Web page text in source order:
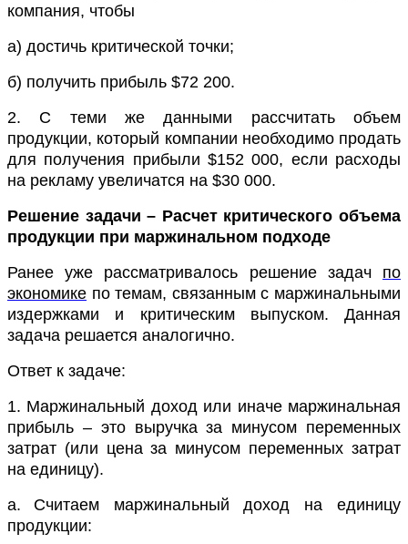
компания, чтобы
а) достичь критической точки;
б) получить прибыль $72 200.
2.
С теми же данными рассчитать объем
продукции, ко­торый компании необходимо продать
для получения прибыли $152 000, если расходы
на рекламу увеличатся на $30 000.
Решение задачи– Расчет критического объема
продукции при маржинальном подходе
Ранее уже рассматривалось решение задач по
экономике по темам, связанным с маржинальными
издержками и критическим выпуском. Данная
задача решается аналогично.
Ответ к задаче:
1. Маржинальный доход или иначе маржинальная
прибыль – это выручка за минусом переменных
затрат (или цена за минусом переменных затрат
на единицу).
a.
Считаем маржинальный доход на единицу
продукции: